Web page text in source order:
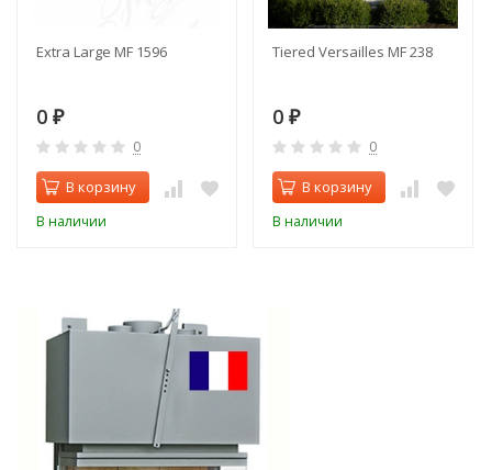
Extra Large MF 1596
0 ₽
0
В корзину
В наличии
Tiered Versailles MF 238
0 ₽
0
В корзину
В наличии